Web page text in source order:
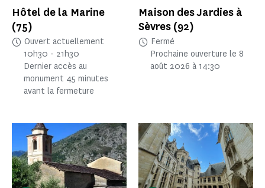
Hôtel de la Marine
(75)
Ouvert actuellement
10h30 - 21h30
Dernier accès au
monument 45 minutes
avant la fermeture
Maison des Jardies à
Sèvres (92)
Fermé
Prochaine ouverture le 8
août 2026 à 14:30